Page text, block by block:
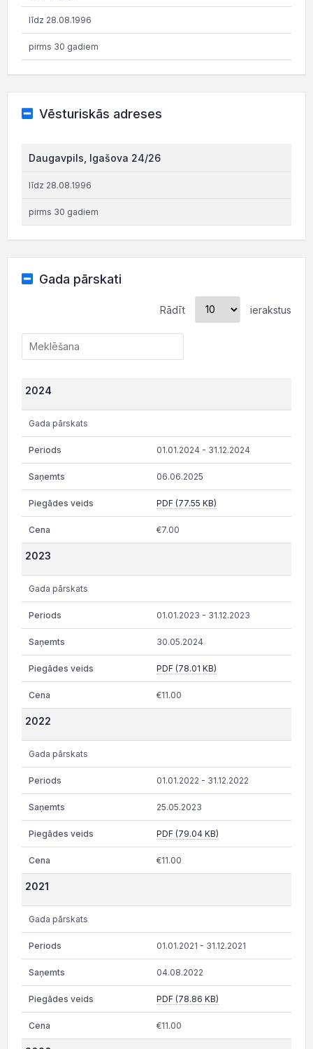
līdz 28.08.1996
pirms 30 gadiem
Vēsturiskās adreses
Daugavpils, Igašova 24/26
līdz 28.08.1996
pirms 30 gadiem
Gada pārskati
Rādīt ierakstus
2024
Gada pārskats
01.01.2024 - 31.12.2024
06.06.2025
PDF (77.55 KB)
€7.00
2023
Gada pārskats
01.01.2023 - 31.12.2023
30.05.2024
PDF (78.01 KB)
€11.00
2022
Gada pārskats
01.01.2022 - 31.12.2022
25.05.2023
PDF (79.04 KB)
€11.00
2021
Gada pārskats
01.01.2021 - 31.12.2021
04.08.2022
PDF (78.86 KB)
€11.00